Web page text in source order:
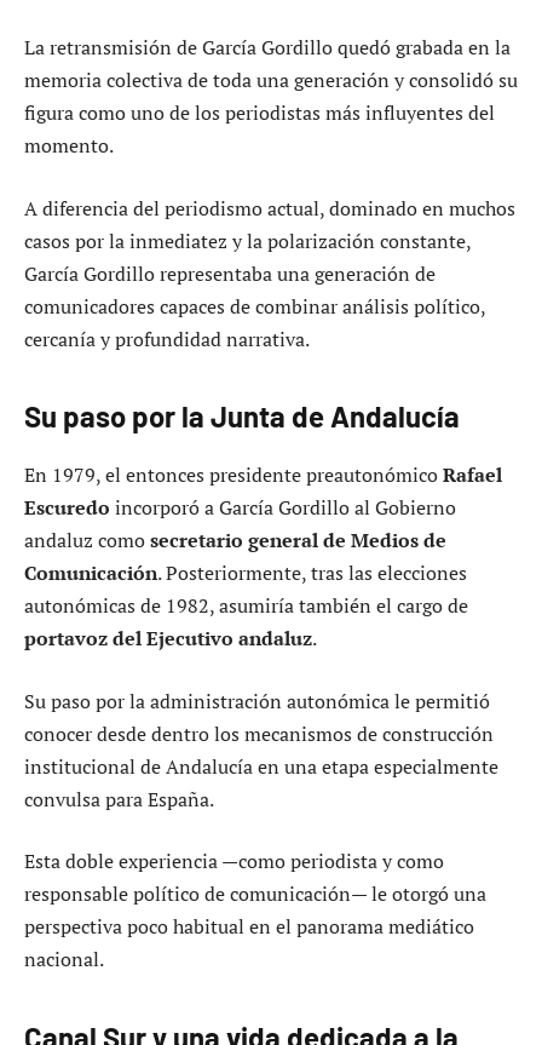
La retransmisión de García Gordillo quedó grabada en la
memoria colectiva de toda una generación y consolidó su
figura como uno de los periodistas más influyentes del
momento.
A diferencia del periodismo actual, dominado en muchos
casos por la inmediatez y la polarización constante,
García Gordillo representaba una generación de
comunicadores capaces de combinar análisis político,
cercanía y profundidad narrativa.
Su paso por la Junta de Andalucía
En 1979, el entonces presidente preautonómicoRafael
Escuredo incorporó a García Gordillo al Gobierno
andaluz comosecretario general de Medios de
Comunicación. Posteriormente, tras las elecciones
autonómicas de 1982, asumiría también el cargo de
portavoz del Ejecutivo andaluz.
Su paso por la administración autonómica le permitió
conocer desde dentro los mecanismos de construcción
institucional de Andalucía en una etapa especialmente
convulsa para España.
Esta doble experiencia —como periodista y como
responsable político de comunicación— le otorgó una
perspectiva poco habitual en el panorama mediático
nacional.
Canal Sur y una vida dedicada a la